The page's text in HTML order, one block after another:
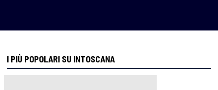
I PIÙ POPOLARI SU INTOSCANA